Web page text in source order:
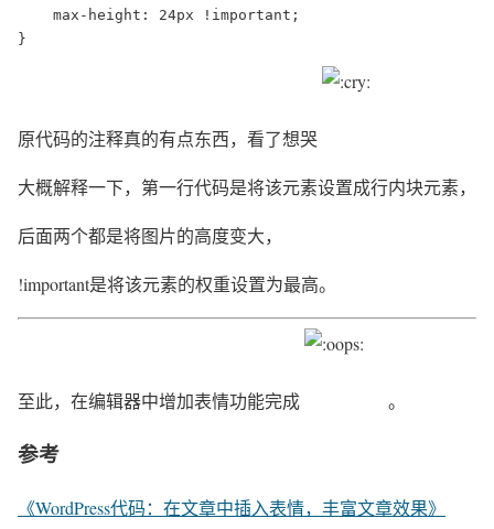
    max-height: 24px !important;
}
原代码的注释真的有点东西，看了想哭
大概解释一下，第一行代码是将该元素设置成行内块元素，
后面两个都是将图片的高度变大，
!important是将该元素的权重设置为最高。
至此，在编辑器中增加表情功能完成 。
参考
《WordPress代码：在文章中插入表情，丰富文章效果》